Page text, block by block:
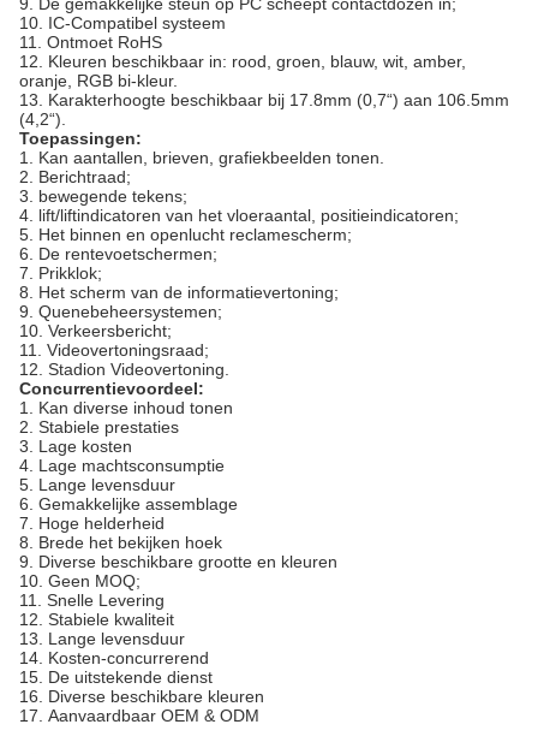
10. IC-Compatibel systeem
11. Ontmoet RoHS
12. Kleuren beschikbaar in: rood, groen, blauw, wit, amber,
oranje, RGB bi-kleur.
13. Karakterhoogte beschikbaar bij 17.8mm (0,7“) aan 106.5mm
(4,2“).
Toepassingen:
1. Kan aantallen, brieven, grafiekbeelden tonen.
2. Berichtraad;
3. bewegende tekens;
4. lift/liftindicatoren van het vloeraantal, positieindicatoren;
5. Het binnen en openlucht reclamescherm;
6. De rentevoetschermen;
7. Prikklok;
8. Het scherm van de informatievertoning;
9. Quenebeheersystemen;
10. Verkeersbericht;
11. Videovertoningsraad;
12. Stadion Videovertoning.
Concurrentievoordeel:
1. Kan diverse inhoud tonen
2. Stabiele prestaties
3. Lage kosten
4. Lage machtsconsumptie
5. Lange levensduur
6. Gemakkelijke assemblage
7. Hoge helderheid
8. Brede het bekijken hoek
9. Diverse beschikbare grootte en kleuren
10. Geen MOQ;
11. Snelle Levering
12. Stabiele kwaliteit
13. Lange levensduur
14. Kosten-concurrerend
15. De uitstekende dienst
16. Diverse beschikbare kleuren
17. Aanvaardbaar OEM & ODM